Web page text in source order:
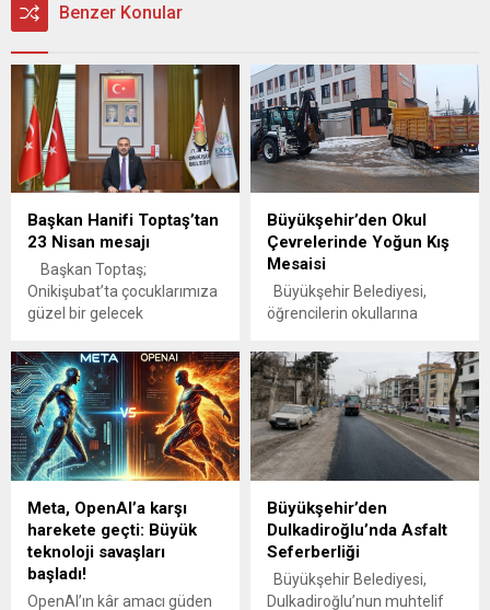
Benzer Konular
Başkan Hanifi Toptaş’tan
23 Nisan mesajı
Başkan Toptaş;
Onikişubat’ta çocuklarımıza
güzel bir gelecek
Egemenlik ve Çocuk
Bayramı dolayısıyla mesaj
yayımlayan Onikişubat
Belediye Başkanı Hanifi
Toptaş, “Onikişubat
Belediyesi olarak bütün
çocuklarımızı ön planda
tutuyor, onlar için güzel bir
gelecek hazırlamanın
gayretini veriyoruz.
Geleceğimizin teminatı
Büyükşehir’den Okul
Çevrelerinde Yoğun Kış
Mesaisi
Büyükşehir Belediyesi,
öğrencilerin okullarına
ulaşabilmesi ve buzlanma
nedeniyle yaşanabilecek
kayma ile düşme risklerinin
önüne geçmek için okul
çevresi ve bahçelerinde
tuzlama ve kar küreme
Kahramanmaraş
Büyükşehir Belediyesi,
etkisini sürdüren olumsuz
hava koşullarının günlük
yaşamı olumsuz
Meta, OpenAI’a karşı
harekete geçti: Büyük
teknoloji savaşları
başladı!
OpenAI’ın kâr amacı güden
Büyükşehir’den
Dulkadiroğlu’nda Asfalt
Seferberliği
Büyükşehir Belediyesi,
Dulkadiroğlu’nun muhtelif